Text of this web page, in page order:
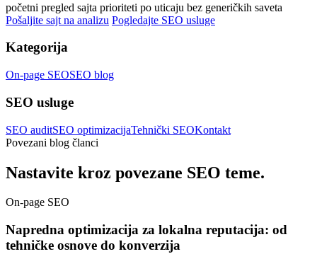
početni pregled sajta prioriteti po uticaju bez generičkih saveta
Pošaljite sajt na analizu Pogledajte SEO usluge
Kategorija
On-page SEOSEO blog
SEO usluge
SEO auditSEO optimizacijaTehnički SEOKontakt
Povezani blog članci
Nastavite kroz povezane SEO teme.
On-page SEO
Napredna optimizacija za lokalna reputacija: od
tehničke osnove do konverzija